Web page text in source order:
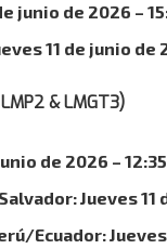
junio de 2026 –
11 de junio de
& LMGT3)
de 2026 –
Jueves 11
Ecuador: Jueves